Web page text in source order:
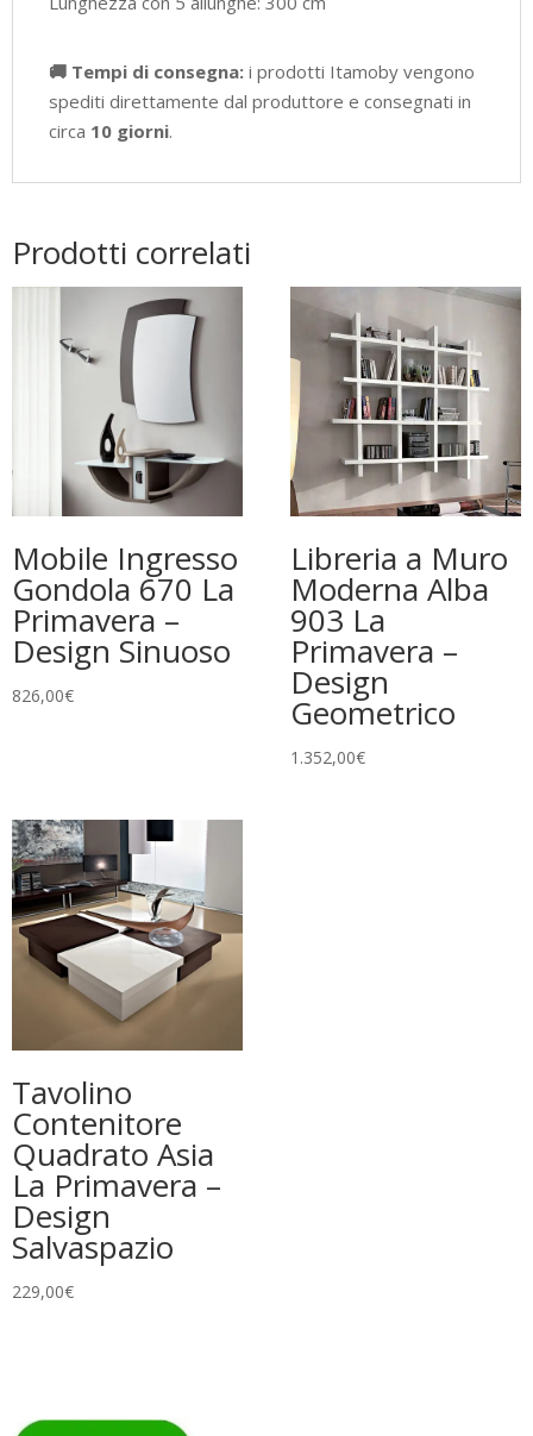
🚚 Tempi di consegna: i prodotti Itamoby vengono
spediti direttamente dal produttore e consegnati in
circa 10 giorni.
Prodotti correlati
Mobile Ingresso
Gondola 670 La
Primavera –
Design Sinuoso
826,00€
Libreria a Muro
Moderna Alba
903 La
Primavera –
Design
Geometrico
1.352,00€
Tavolino
Contenitore
Quadrato Asia
La Primavera –
Design
Salvaspazio
229,00€